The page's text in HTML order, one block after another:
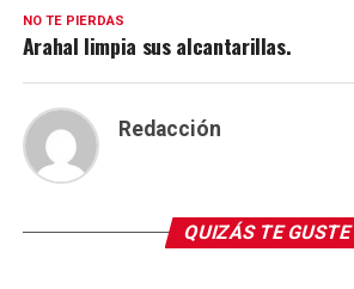
NO TE PIERDAS
Arahal limpia sus alcantarillas.
Redacción
QUIZÁS TE GUSTE